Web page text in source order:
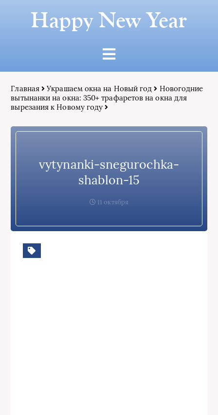
Happy New Year
Главная Украшаем окна на Новый год
Новогодние
вытынанки на окна: 350+ трафаретов на окна для
вырезания к Новому году
vytynanki-snegurochka-
shablon-15
11 октября